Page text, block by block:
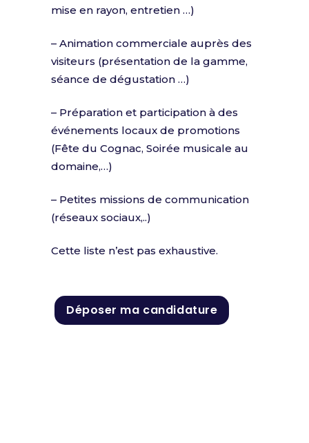
mise en rayon, entretien …)
– Animation commerciale auprès des
visiteurs (présentation de la gamme,
séance de dégustation …)
– Préparation et participation à des
événements locaux de promotions
(Fête du Cognac, Soirée musicale au
domaine,…)
– Petites missions de communication
(réseaux sociaux,..)
Cette liste n’est pas exhaustive.
Déposer ma candidature